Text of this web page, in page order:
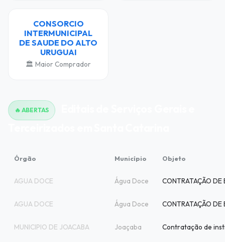
CONSORCIO
INTERMUNICIPAL
DE SAUDE DO ALTO
URUGUAI
🏛️ Maior Comprador
🔥 ABERTAS
Órgão Município Objeto
AGUA DOCE Água Doce
AGUA DOCE Água Doce
MUNICIPIO DE JOACABA Joaçaba